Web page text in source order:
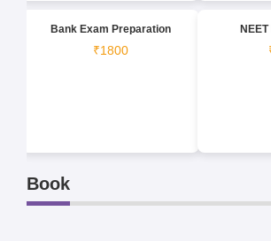
Bank Exam Preparation
₹1800
Book